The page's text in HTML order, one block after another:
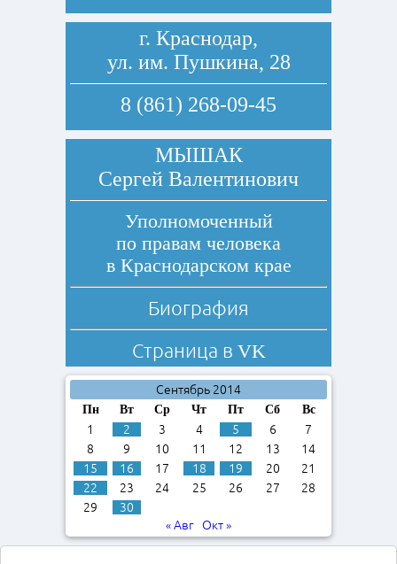
г. Краснодар,
ул. им. Пушкина, 28
8 (861) 268-09-45
МЫШАК
Сергей Валентинович
Уполномоченный
по правам человека
в Краснодарском крае
Биография
Страница в VK
Сентябрь 2014
Пн Вт Ср Чт Пт Сб Вс
1 2 3 4 5 6
7
8
9 10 11 12 13
14
15
16 17 18 19 20
21
22
23 24 25 26 27
28
29
30
« Авг
Окт »